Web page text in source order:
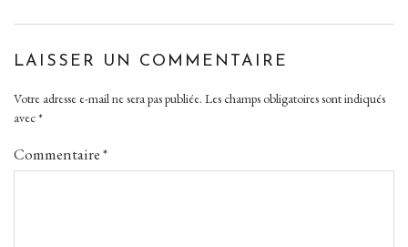
LAISSER UN COMMENTAIRE
Votre adresse e-mail ne sera pas publiée. Les champs obligatoires sont indiqués
avec*
Commentaire*